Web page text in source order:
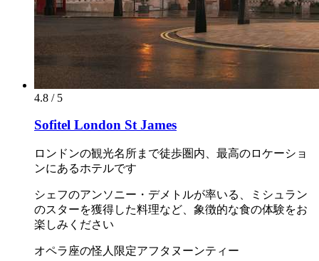
4.8 / 5
Sofitel London St James
ロンドンの観光名所まで徒歩圏内、最高のロケーショ
ンにあるホテルです
シェフのアンソニー・デメトルが率いる、ミシュラン
のスターを獲得した料理など、象徴的な食の体験をお
楽しみください
オペラ座の怪人限定アフタヌーンティー